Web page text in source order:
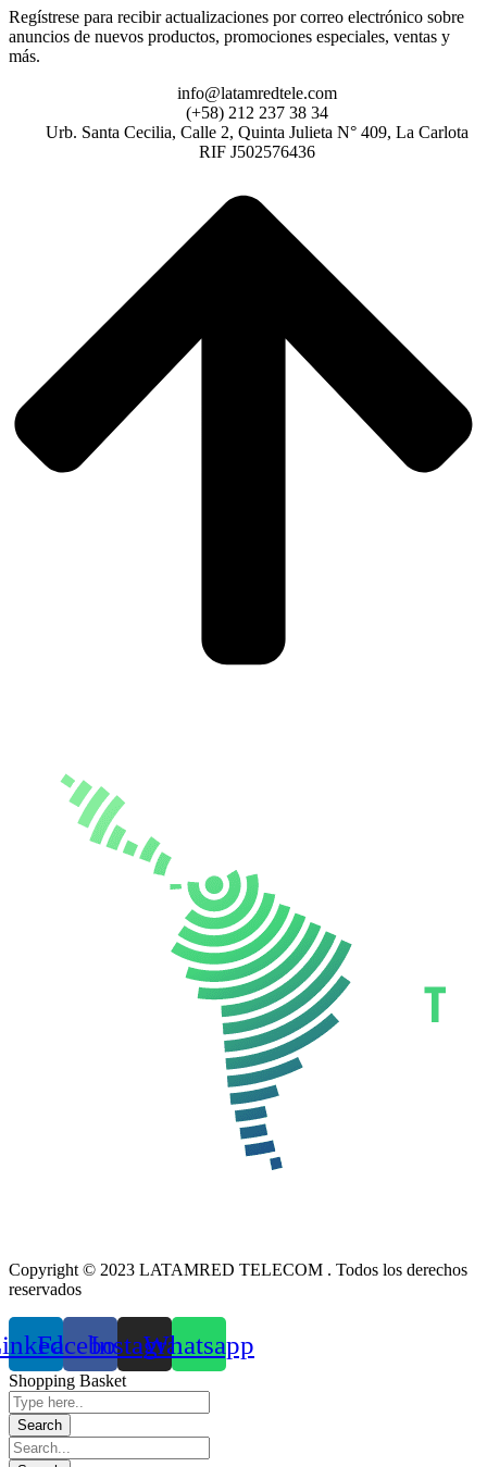
Regístrese para recibir actualizaciones por correo electrónico sobre
anuncios de nuevos productos, promociones especiales, ventas y
más.
info@latamredtele.com
(+58) 212 237 38 34
Urb. Santa Cecilia, Calle 2, Quinta Julieta N° 409, La Carlota
RIF J502576436
Copyright © 2023 LATAMRED TELECOM . Todos los derechos
reservados
FacebookInstagramWhatsapp
Shopping Basket